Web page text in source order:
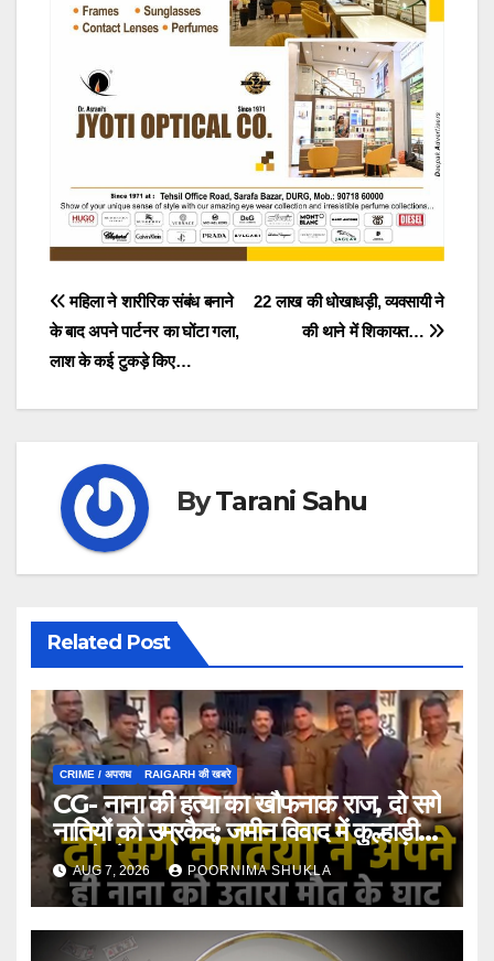
Post
navigation
22 लाख की धोखाधड़ी, व्यवसायी ने
की थाने में शिकायत…
महिला ने शारीरिक संबंध बनाने
के बाद अपने पार्टनर का घोंटा गला,
लाश के कई टुकड़े किए…
ByTarani Sahu
Related Post
CRIME / अपराध RAIGARH की खबरे
CG- नाना की हत्या का खौफनाक राज, दो सगे
नातियों को उम्रकैद; जमीन विवाद में कुल्हाड़ी-
फावड़े से हमला…
AUG 7, 2026 POORNIMA SHUKLA